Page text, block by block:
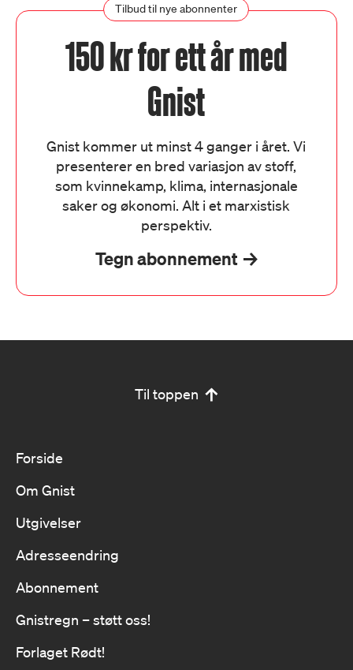
Tilbud til nye abonnenter
150 kr for ett år med
Gnist
Gnist kommer ut minst 4 ganger i året. Vi
presenterer en bred variasjon av stoff,
som kvinnekamp, klima, internasjonale
saker og økonomi. Alt i et marxistisk
perspektiv.
Tegn abonnement
Til toppen
Forside
Om Gnist
Utgivelser
Adresseendring
Abonnement
Gnistregn – støtt oss!
Forlaget Rødt!